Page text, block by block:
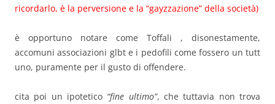
ricordarlo, è la perversione e la “gayzzazione” della società)
è opportuno notare come Toffali , disonestamente,
accomuni associazioni glbt e i pedofili come fossero un tutt
uno, puramente per il gusto di offendere.
cita poi un ipotetico “fine ultimo”, che tuttavia non trova